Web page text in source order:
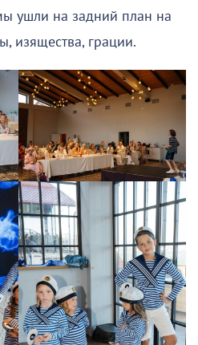
ушли на задний план на
изящества, грации.